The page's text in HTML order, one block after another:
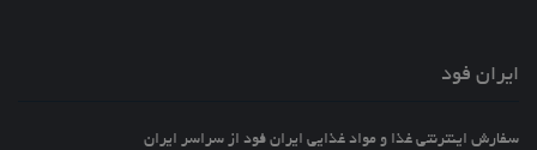
ایران فود
سفارش اینترنتی غذا و مواد غذایی ایران فود از سراسر ایران